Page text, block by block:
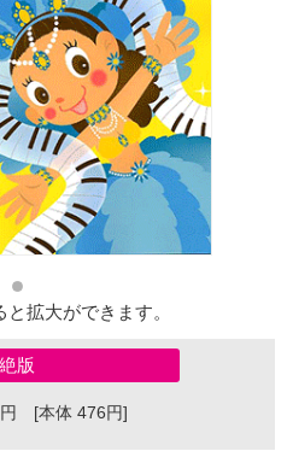
拡大ができます。
絶版
円 [本体 476円]